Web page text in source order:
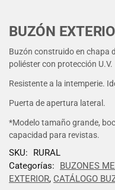
BUZÓN
SKU:
RURAL
Categorías:
BUZONES
EXTERIOR, CATÁLOGO
Buzón construido en chapa
poliéster con protección U.V.
Resistente a la intemperie.
Puerta de apertura lateral.
*Modelo tamaño grande,
capacidad para revistas.